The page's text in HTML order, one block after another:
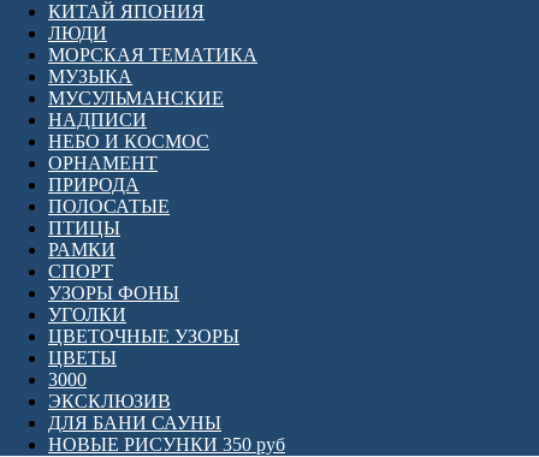
КИТАЙ ЯПОНИЯ
ЛЮДИ
МОРСКАЯ ТЕМАТИКА
МУЗЫКА
МУСУЛЬМАНСКИЕ
НАДПИСИ
НЕБО И КОСМОС
ОРНАМЕНТ
ПРИРОДА
ПОЛОСАТЫЕ
ПТИЦЫ
РАМКИ
СПОРТ
УЗОРЫ ФОНЫ
УГОЛКИ
ЦВЕТОЧНЫЕ УЗОРЫ
ЦВЕТЫ
3000
ЭКСКЛЮЗИВ
ДЛЯ БАНИ САУНЫ
НОВЫЕ РИСУНКИ 350 руб